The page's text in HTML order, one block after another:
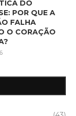
DO
POR QUE A
FALHA
O CORAÇÃO